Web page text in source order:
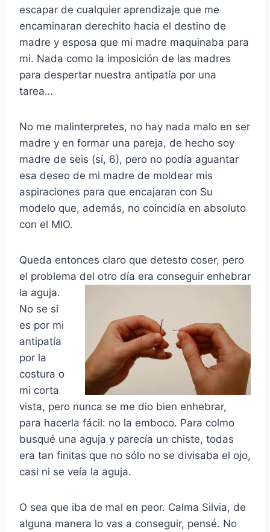
escapar de cualquier aprendizaje que me
encaminaran derechito hacia el destino de
madre y esposa que mi madre maquinaba para
mi. Nada como la imposición de las madres
para despertar nuestra antipatía por una
tarea…
No me malinterpretes, no hay nada malo en ser
madre y en formar una pareja, de hecho soy
madre de seis (sí, 6), pero no podía aguantar
esa deseo de mi madre de moldear mis
aspiraciones para que encajaran con Su
modelo que, además, no coincidía en absoluto
con el MIO.
Queda entonces claro que detesto coser, pero
el problema del otro día era conseguir enhebrar
la aguja.
No se si
es por mi
antipatía
por la
costura o
mi corta
vista, pero nunca se me dio bien enhebrar,
para hacerla fácil: no la emboco. Para colmo
busqué una aguja y parecía un chiste, todas
era tan finitas que no sólo no se divisaba el ojo,
casi ni se veía la aguja.
O sea que iba de mal en peor. Calma Silvia, de
alguna manera lo vas a conseguir, pensé. No